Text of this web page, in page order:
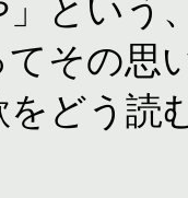
という
その思
どう読